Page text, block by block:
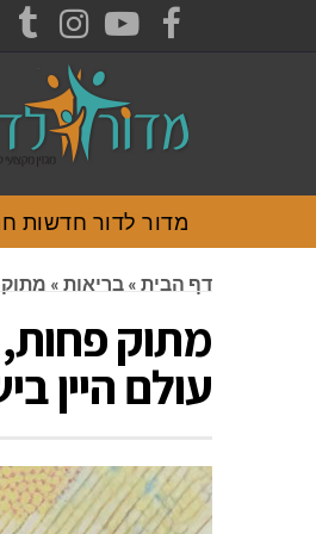
FACEBOOK
YOUTUBE
מדור לדור חדשות
דף הבית » בריאות »
מתוק
עולם היין